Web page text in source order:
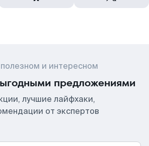
и интересном
предложениями
лучшие лайфхаки,
от экспертов